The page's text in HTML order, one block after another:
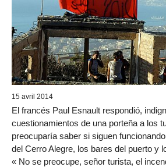
15 avril 2014
El francés Paul Esnault respondió,
cuestionamientos de una porteña a los
preocuparía saber si siguen
del Cerro Alegre, los bares del puerto y
« No se preocupe, señor turista, el